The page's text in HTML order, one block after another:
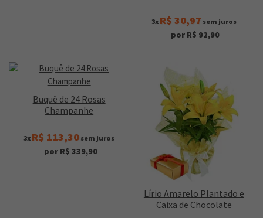
3x R$ 30,97 sem juros
por R$ 92,90
Buquê de 24 Rosas
Champanhe
3x R$ 113,30 sem juros
por R$ 339,90
Lírio Amarelo Plantado e
Caixa de Chocolate